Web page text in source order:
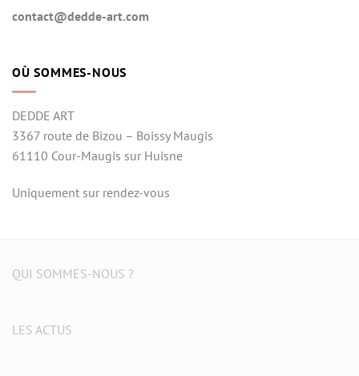
contact@dedde-art.com
OÙ SOMMES-NOUS
DEDDE ART
3367 route de Bizou – Boissy Maugis
61110 Cour-Maugis sur Huisne
Uniquement sur rendez-vous
QUI SOMMES-NOUS ?
LES ACTUS